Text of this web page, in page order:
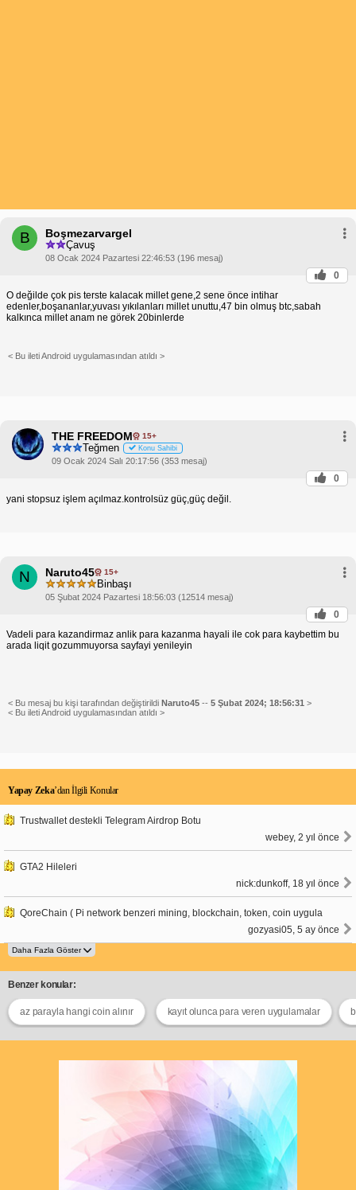
B Boşmezarvargel
Çavuş
08 Ocak 2024 Pazartesi 22:46:53 (196 mesaj)
0
O değilde çok pis terste kalacak millet gene,2 sene önce intihar
edenler,boşananlar,yuvası yıkılanları millet unuttu,47 bin olmuş btc,sabah
kalkınca millet anam ne görek 20binlerde
< Bu ileti Android uygulamasından atıldı >
THE FREEDOM 15+
Teğmen Konu Sahibi
09 Ocak 2024 Salı 20:17:56 (353 mesaj)
0
yani stopsuz işlem açılmaz.kontrolsüz güç,güç değil.
N Naruto45 15+
Binbaşı
05 Şubat 2024 Pazartesi 18:56:03 (12514 mesaj)
0
Vadeli para kazandirmaz anlik para kazanma hayali ile cok para kaybettim bu
arada liqit gozummuyorsa sayfayi yenileyin
< Bu mesaj bu kişi tarafından değiştirildi Naruto45 -- 5 Şubat 2024; 18:56:31 >
< Bu ileti Android uygulamasından atıldı >
Yapay Zeka’dan İlgili Konular
Trustwallet destekli Telegram Airdrop Botu
webey, 2 yıl önce
GTA2 Hileleri
nick:dunkoff, 18 yıl önce
QoreChain ( Pi network benzeri mining, blockchain, token, coin uygula
gozyasi05, 5 ay önce
Benzer konular:
az parayla hangi coin alınır kayıt olunca para veren uygulamalar